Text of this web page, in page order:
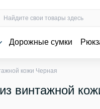
Дорожные сумки
кожи Черная
винтажной